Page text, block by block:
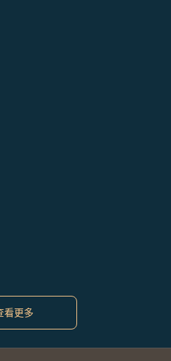
看更多